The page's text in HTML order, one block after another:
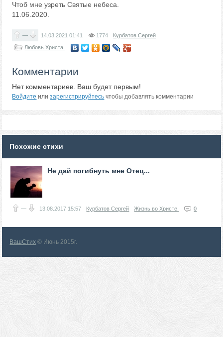
Чтоб мне узреть Святые небеса.
11.06.2020.
— 14.03.202101:41 1774
Курбатов Сергей
Любовь Христа.
Комментарии
Нет комментариев. Ваш будет первым!
Войдите илизарегистрируйтесь чтобы добавлять комментарии
Похожие стихи
Не дай погибнуть мне Отец...
— 13.08.2017 15:57 Курбатов Сергей Жизнь во Христе. 0
ВашСтих © Июнь 2015г.